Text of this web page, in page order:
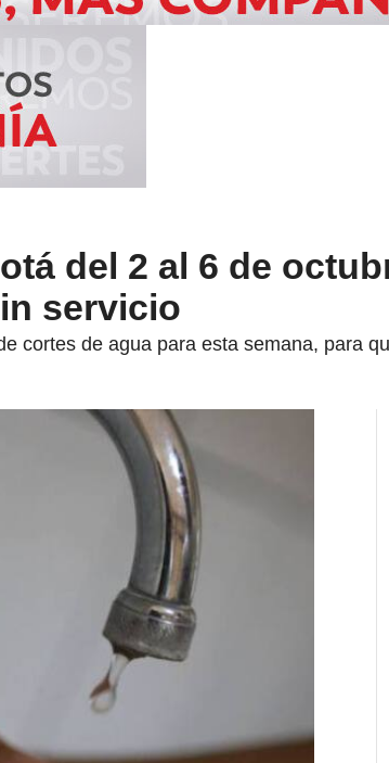
del 2 al 6 de
servicio
cortes de agua para esta semana, para